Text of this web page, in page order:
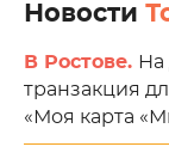
Новости
В Ростове. На
транзакция
«Моя карта